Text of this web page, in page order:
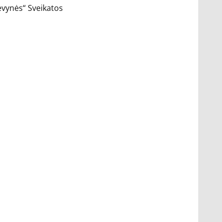
Sveikatos